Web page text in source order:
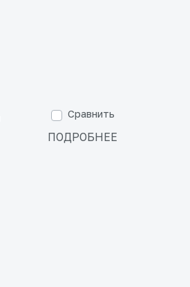
Сравнить
ПОДРОБНЕЕ